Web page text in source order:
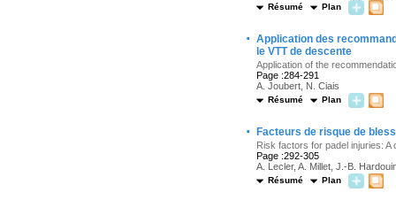
Résumé Plan
· Application des
le VTT de descente
Application of the
Page :284-291
A. Joubert, N. Ciais
Résumé Plan
· Facteurs de risque de
Risk factors for padel injuries:
Page :292-305
A. Lecler, A. Millet, J.-B.
Résumé Plan